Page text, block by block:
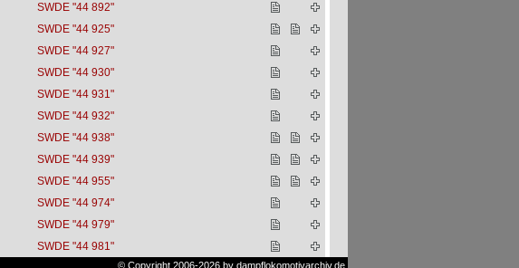
SWDE "44 892"
SWDE "44 925"
SWDE "44 927"
SWDE "44 930"
SWDE "44 931"
SWDE "44 932"
SWDE "44 938"
SWDE "44 939"
SWDE "44 955"
SWDE "44 974"
SWDE "44 979"
SWDE "44 981"
© Copyright 2006-2026 by dampflokomotivarchiv.de